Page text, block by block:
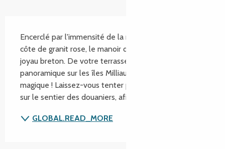
Encerclé par l'immensité de la mer et les récifs de la
côte de granit rose, le manoir de Lan Kerellec est un
joyau breton. De votre terrasse, profitez d'une vue
panoramique sur les îles Milliau, Molène, Losquet...
magique ! Laissez-vous tenter par une promenade
sur le sentier des douaniers, afin de...
GLOBAL.READ_MORE